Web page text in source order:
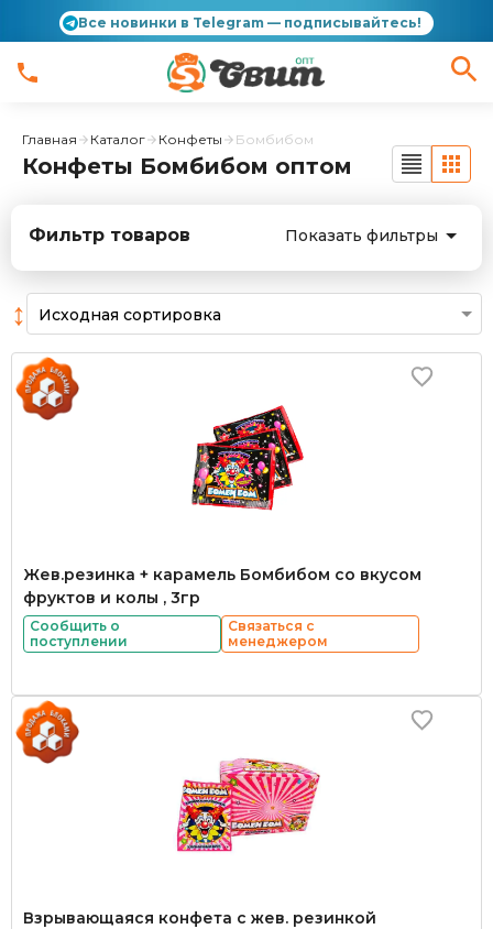
Все новинки в Telegram — подписывайтесь!
Главная Каталог Конфеты Бомбибом
Конфеты Бомбибом оптом
Фильтр товаров Показать фильтры
↕
Жев.резинка + карамель Бомбибом со вкусом
фруктов и колы , 3гр
Сообщить о
поступлении
Связаться с
менеджером
Взрывающаяся конфета с жев. резинкой